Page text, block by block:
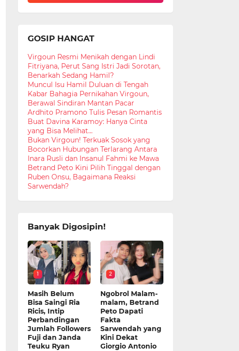
GOSIP HANGAT
Virgoun Resmi Menikah dengan Lindi
Fitriyana, Perut Sang Istri Jadi Sorotan,
Benarkah Sedang Hamil?
Muncul Isu Hamil Duluan di Tengah
Kabar Bahagia Pernikahan Virgoun,
Berawal Sindiran Mantan Pacar
Ardhito Pramono Tulis Pesan Romantis
Buat Davina Karamoy: Hanya Cinta
yang Bisa Melihat...
Bukan Virgoun! Terkuak Sosok yang
Bocorkan Hubungan Terlarang Antara
Inara Rusli dan Insanul Fahmi ke Mawa
Betrand Peto Kini Pilih Tinggal dengan
Ruben Onsu, Bagaimana Reaksi
Sarwendah?
Banyak Digosipin!
1
Masih Belum
Bisa Saingi Ria
Ricis, Intip
Perbandingan
Jumlah Followers
Fuji dan Janda
Teuku Ryan
2
Ngobrol Malam-
malam, Betrand
Peto Dapati
Fakta
Sarwendah yang
Kini Dekat
Giorgio Antonio